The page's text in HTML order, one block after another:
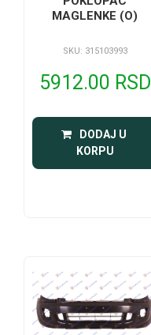
MAGLENKE (O)
SKU: 315103993
5912.00 RSD
DODAJ U
KORPU